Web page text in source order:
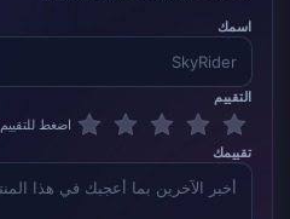
اسمك
التقييم
اضغط للتقييم
تقييمك